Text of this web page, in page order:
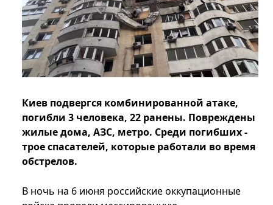
Киев подвергся комбинированной атаке,
погибли 3 человека, 22 ранены. Повреждены
жилые дома, АЗС, метро. Среди погибших -
трое спасателей, которые работали во время
обстрелов.
В ночь на 6 июня российские оккупационные